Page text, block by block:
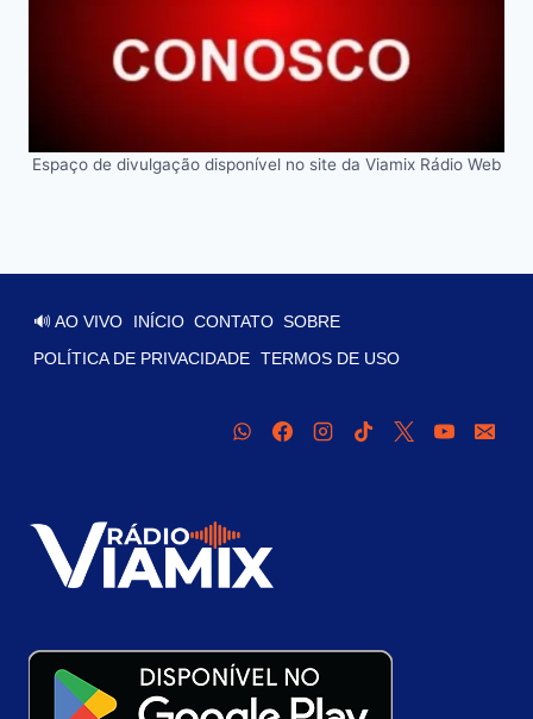
Espaço de divulgação disponível no site da Viamix Rádio Web
🔊 AO VIVO INÍCIO CONTATO SOBRE
POLÍTICA DE PRIVACIDADE TERMOS DE USO